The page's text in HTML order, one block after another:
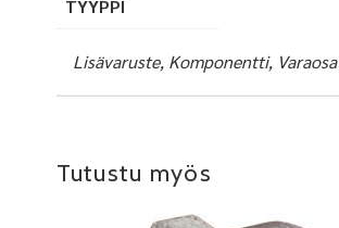
TYYPPI
Lisävaruste, Komponentti, Varaosa
Tutustu myös